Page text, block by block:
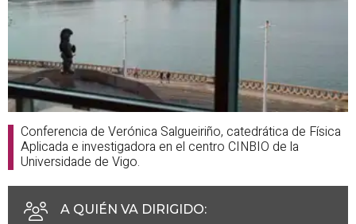
Conferencia de Verónica Salgueiriño, catedrática de Física
Aplicada e investigadora en el centro CINBIO de la
Universidade de Vigo.
A QUIÉN VA DIRIGIDO: